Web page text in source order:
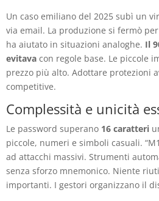
Un caso emiliano del 2025 subì un
via email. La produzione si fermò
ha aiutato in situazioni analoghe. Il
evitava con regole base. Le piccole
prezzo più alto. Adottare protezioni
competitive.
Complessità e unicità
Le password superano 16 caratteri
piccole, numeri e simboli casuali.
ad attacchi massivi. Strumenti
senza sforzo mnemonico. Niente
importanti. I gestori organizzano il